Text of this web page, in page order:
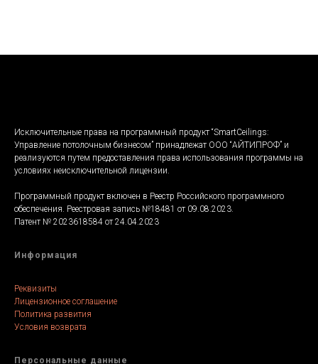
Исключительные права на программный продукт “SmartCeilings:
Управление потолочным бизнесом” принадлежат ООО “АЙТИПРОФ” и
реализуются путем предоставления права использования программы на
условиях неисключительной лицензии.
Программный продукт включен в Реестр Российского программного
обеспечения. Реестровая запись №18481 от 09.08.2023.
Патент № 2023618584 от 24.04.2023
Информация
Реквизиты
Лицензионное соглашение
Политика развития
Условия возврата
Персональные данные